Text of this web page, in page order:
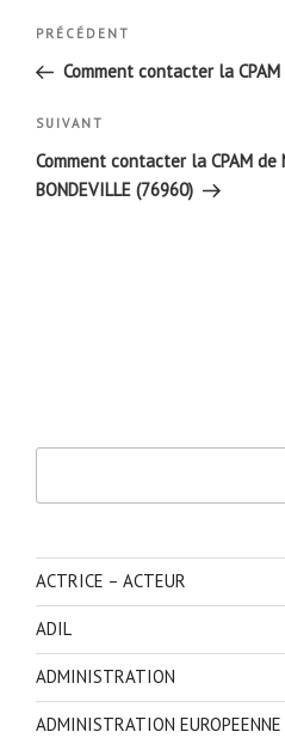
Navigation
l’article
Article
précédent
PRÉCÉDENT
Comment contacter la
Article
suivant
SUIVANT
Comment contacter la CPAM de
BONDEVILLE (76960)
ACTRICE – ACTEUR
ADIL
ADMINISTRATION
ADMINISTRATION EUROPEENNE